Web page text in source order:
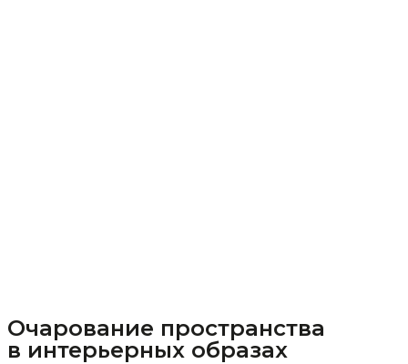
Очарование пространства
в интерьерных образах